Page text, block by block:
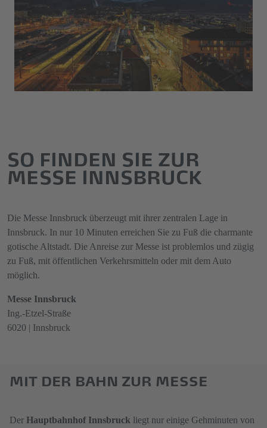
SO FINDEN SIE ZUR
MESSE INNSBRUCK
Die Messe Innsbruck überzeugt mit ihrer zentralen Lage in
Innsbruck. In nur 10 Minuten erreichen Sie zu Fuß die charmante
gotische Altstadt. Die Anreise zur Messe ist problemlos und zügig
zu Fuß, mit öffentlichen Verkehrsmitteln oder mit dem Auto
möglich.
Messe Innsbruck
Ing.-Etzel-Straße
6020 | Innsbruck
MIT DER BAHN ZUR MESSE
Der Hauptbahnhof Innsbruck liegt nur einige Gehminuten von